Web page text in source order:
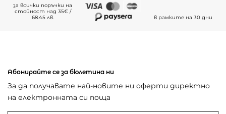
за всички поръчки на
стойност над 35€ /
68.45 лв.
в рамките на 30 дни
Абонирайте се за бюлетина ни
За да получавате най-новите ни оферти директно
на електронната си поща